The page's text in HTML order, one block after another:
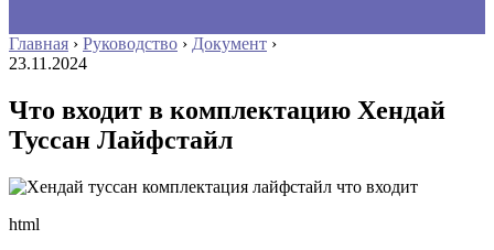
Главная › Руководство › Документ ›
23.11.2024
Что входит в комплектацию Хендай
Туссан Лайфстайл
html